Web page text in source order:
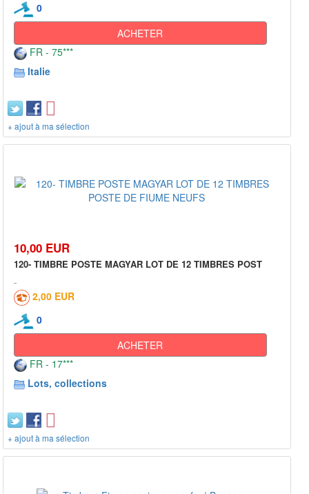
0
ACHETER
FR - 75***
Italie
+ ajout à ma sélection
10,00 EUR
120- TIMBRE POSTE MAGYAR LOT DE 12 TIMBRES POST
2,00 EUR
0
ACHETER
FR - 17***
Lots, collections
+ ajout à ma sélection